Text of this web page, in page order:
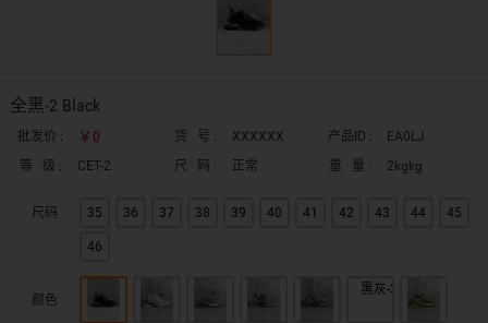
全黑-2 Black
批发价 : ￥0 货 号 : XXXXXX 产品ID :
EA0LJ
等 级 :
CET-2 尺 码 : 正常 重 量 : 2kgkg
尺码 35 36 37 38 39 40 41 42 43 44 45
46
颜色